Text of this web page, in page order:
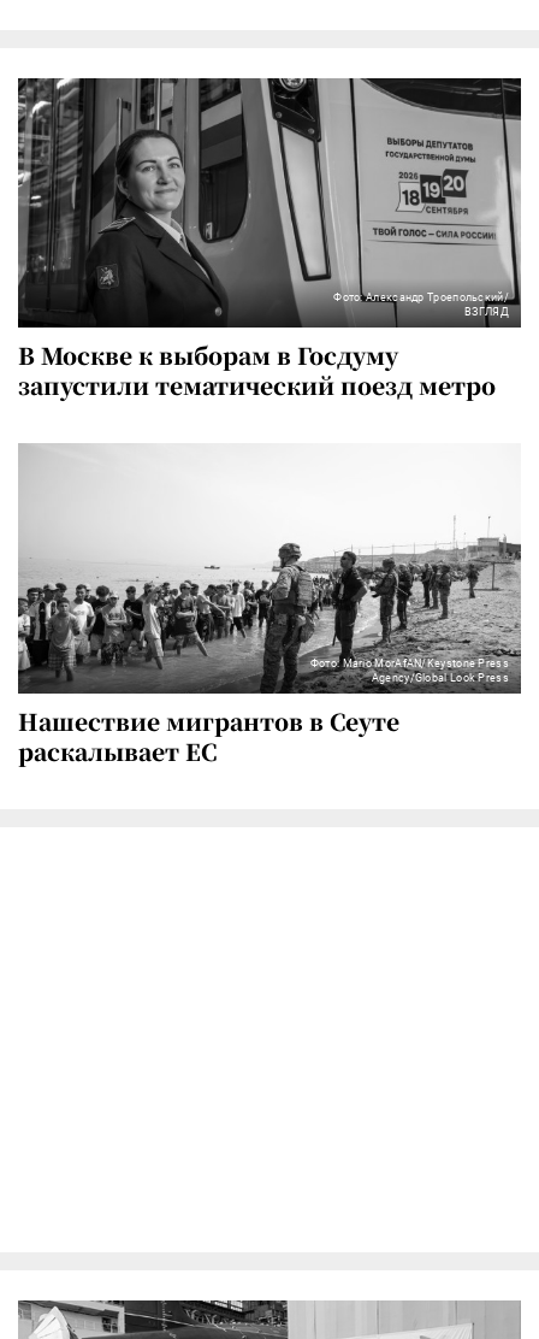
Фото: Александр Троепольский/
ВЗГЛЯД
В Москве к выборам в Госдуму
запустили тематический поезд метро
Фото: Mario MorAfAN/Keystone Press
Agency/Global Look Press
Нашествие мигрантов в Сеуте
раскалывает ЕС